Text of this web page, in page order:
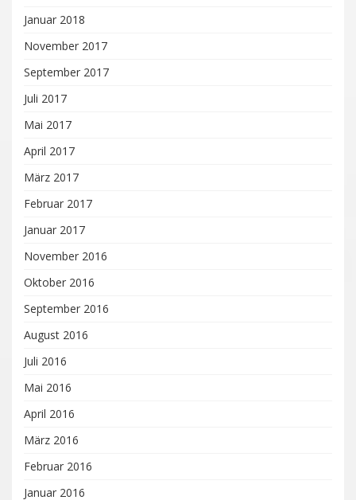
Januar 2018
November 2017
September 2017
Juli 2017
Mai 2017
April 2017
März 2017
Februar 2017
Januar 2017
November 2016
Oktober 2016
September 2016
August 2016
Juli 2016
Mai 2016
April 2016
März 2016
Februar 2016
Januar 2016